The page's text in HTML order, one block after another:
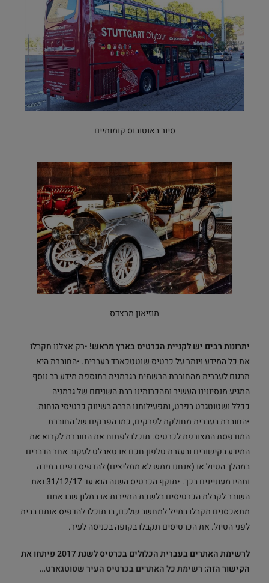
סיור באוטובוס קומותיים
מוזיאון מרצדס
יתרונות רבים יש לקניית הכרטיס בארץ מראש! •רק אצלנו תקבלו
את כל המידע ויותר על כרטיס שוטטכארד בעברית. •החוברת היא
תרגום לעברית מהחוברת הרשמית בגרמנית בתוספת מידע רב נוסף
המגיע מנסיונינו העשיר ומהכרותינו רבת השניםם של גרמניה
ככלל ושטוטגרט בפרט, ומפעילותנו הרבה בשיווק כרטיסי הנחות.
•החוברת בעברית מחולקת לפרקים, כמו הפרקים של החוברת
המודפסת המצורפת לכרטיס. תוכלו לפתוח את החוברת לקרוא את
המידע בקישורים ובעזרת טלפון חכם או טאבלט לעקוב אחר הדברים
במהלך הטיול או (אנחנו ממש לא ממליצים) להדפיס דפים במידה
ותהיו מעוניינים בכך. •תוקף הכרטיס השנה הוא עד 31/12/17 ואת
השובר לקבלת הכרטיסים בלשכת התיירות או במלון שבו אתם
מתאכסנים תקבלו במייל למחשב שלכם, בו תוכלו להדפיס אותם בבית
לפני הטיול. את הכרטיסים תקבלו בקופה בכניסה לעיר.
לרשימת האתרים בעברית הכלולים בכרטיס לשנת 2017 פיתחו את
הקישור הזה: רשימת כל האתרים בכרטיס העיר שטוטגארט…